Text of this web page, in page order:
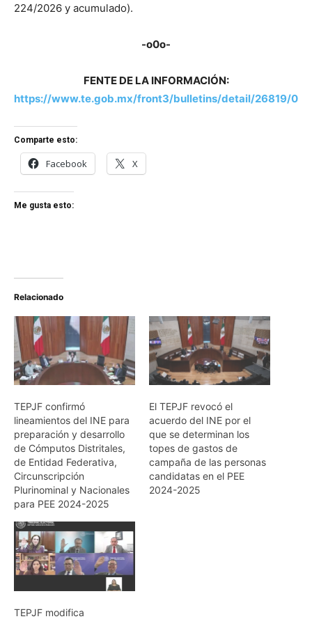
224/2026 y acumulado).
-o0o-
FENTE DE LA INFORMACIÓN:
https://www.te.gob.mx/front3/bulletins/detail/26819/0
Comparte esto:
Facebook X
Me gusta esto:
Relacionado
TEPJF confirmó
lineamientos del INE para
preparación y desarrollo
de Cómputos Distritales,
de Entidad Federativa,
Circunscripción
Plurinominal y Nacionales
para PEE 2024-2025
El TEPJF revocó el
acuerdo del INE por el
que se determinan los
topes de gastos de
campaña de las personas
candidatas en el PEE
2024-2025
TEPJF modifica